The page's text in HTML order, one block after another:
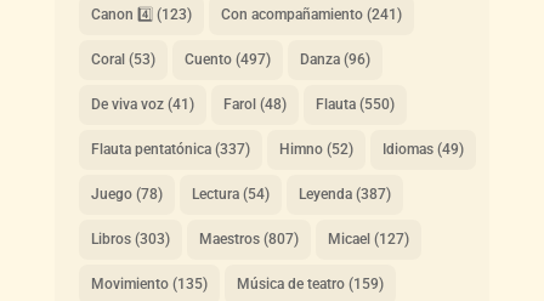
Canon 4️⃣ (123) Con acompañamiento(241)
Coral(53) Cuento(497) Danza(96)
De viva voz(41) Farol(48) Flauta(550)
Flauta pentatónica(337) Himno(52) Idiomas(49)
Juego(78) Lectura(54) Leyenda(387)
Libros(303) Maestros(807) Micael(127)
Movimiento(135) Música de teatro(159)